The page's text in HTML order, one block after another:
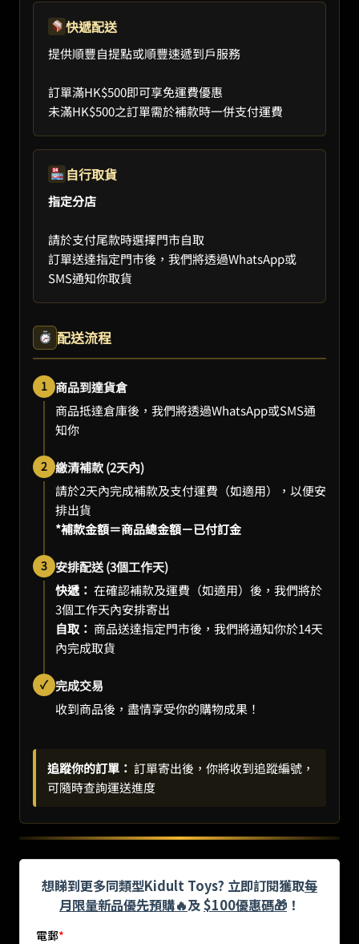
快遞配送
提供順豐自提點或順豐速遞到戶服務
訂單滿HK$500即可享免運費優惠
未滿HK$500之訂單需於補款時一併支付運費
自行取貨
指定分店
請於支付尾款時選擇門市自取
訂單送達指定門市後，我們將透過WhatsApp或
SMS通知你取貨
配送流程
1 商品到達貨倉
商品抵達倉庫後，我們將透過WhatsApp或SMS通
知你
2 繳清補款 (2天內)
請於2天內完成補款及支付運費（如適用），以便安
排出貨
*補款金額＝商品總金額－已付訂金
3 安排配送 (3個工作天)
快遞： 在確認補款及運費（如適用）後，我們將於
3個工作天內安排寄出
自取： 商品送達指定門市後，我們將通知你於14天
內完成取貨
✓ 完成交易
收到商品後，盡情享受你的購物成果！
追蹤你的訂單： 訂單寄出後，你將收到追蹤編號，
可隨時查詢運送進度